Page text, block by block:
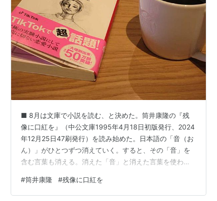
■ 8月は文庫で小説を読む、と決めた。筒井康隆の『残
像に口紅を』（中公文庫1995年4月18日初版発行、2024
年12月25日47刷発行）を読み始めた。日本語の「音（お
ん）」がひとつずつ消えていく。すると、その「音」を
含む言葉も消える。消えた「音」と消えた言葉を使わず
でなく、その名をもつあらゆる存在も消えてしまう。こ
のような大変タイトな条件設定で書かれた小説。筒井康
#筒井康隆 #残像に口紅を